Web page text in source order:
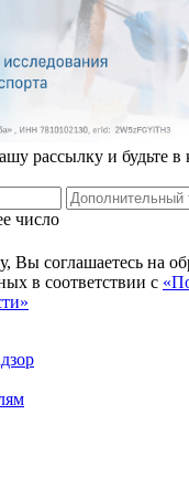
рассылку и будьте в
число
Вы соглашаетесь на
в соответствии с